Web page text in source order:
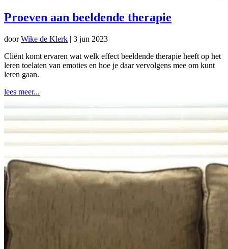
Proeven aan beeldende therapie
doorWike de Klerk | 3 jun 2023
Cliënt komt ervaren wat welk effect beeldende therapie heeft op het
leren toelaten van emoties en hoe je daar vervolgens mee om kunt
leren gaan.
lees meer...